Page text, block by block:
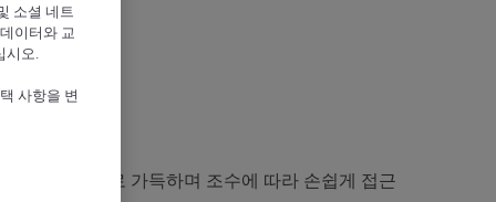
해양 생물들로 가득하며 조수에 따라 손쉽게 접근
소셜 네트
이터와 교
오.
사항을 변